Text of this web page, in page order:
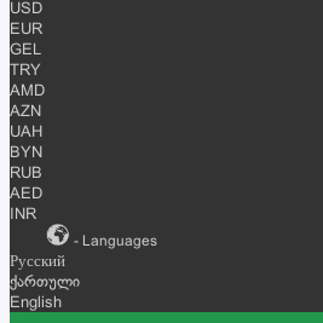
USD
EUR
GEL
TRY
AMD
AZN
UAH
BYN
RUB
AED
INR
- Languages
Русский
ქართული
English